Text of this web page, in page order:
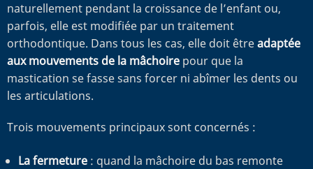
naturellement pendant la croissance de l’enfant ou,
parfois, elle est modifiée par un traitement
orthodontique. Dans tous les cas, elle doit êtreadaptée
aux mouvements de la mâchoire pour que la
mastication se fasse sans forcer ni abîmer les dents ou
les articulations.
Trois mouvements principaux sont concernés :
La fermeture : quand la mâchoire du bas remonte